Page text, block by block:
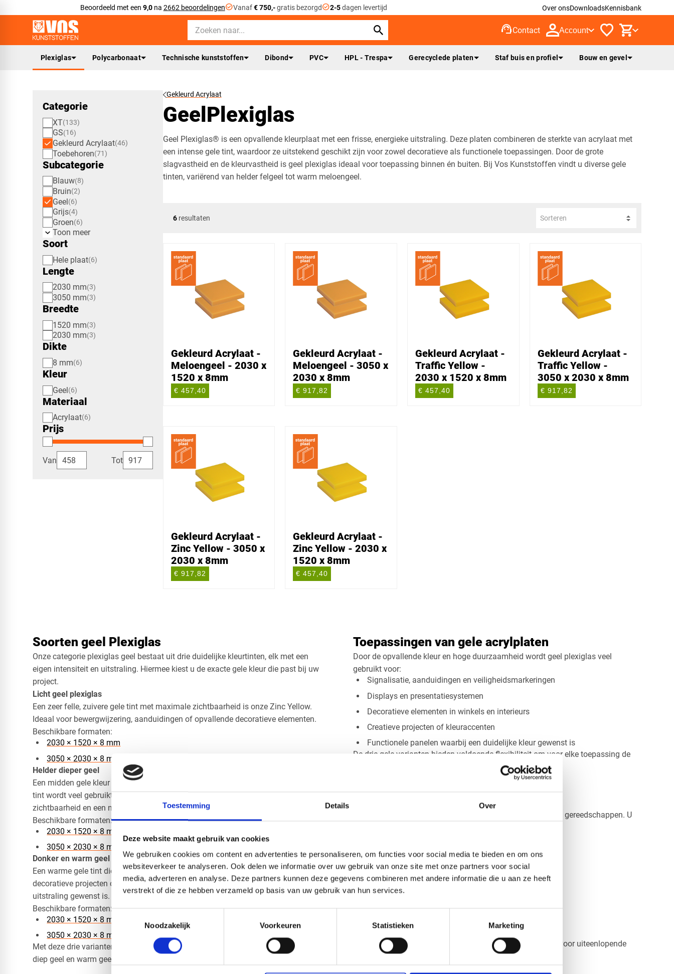
Toestemming Details Over
Deze website maakt gebruik van cookies
We gebruiken cookies om content en advertenties te personaliseren, om functies voor social media te bieden en om ons
websiteverkeer te analyseren. Ook delen we informatie over uw gebruik van onze site met onze partners voor social
media, adverteren en analyse. Deze partners kunnen deze gegevens combineren met andere informatie die u aan ze heeft
verstrekt of die ze hebben verzameld op basis van uw gebruik van hun services.
Toestemmingsselectie
Noodzakelijk
Voorkeuren Statistieken Marketing
Beoordeeld met een 9,0na 2662 beoordelingencheck_circleVanaf€ 750,-gratis bezorgdcheck_circle2-5dagen levertijd Over onsDownloadsKennisbank
support_agentContact Account
Plexiglas Polycarbonaat Technische kunststoffen Dibond PVC HPL - Trespa Gerecyclede platen Staf buis en profiel Bouw en gevel
Categorie
XT 133
GS 16
Gekleurd Acrylaat 46
Toebehoren 71
Subcategorie
Blauw 8
Bruin 2
Geel 6
Grijs 4
Groen 6
Toon meer
Soort
Hele plaat 6
Lengte
2030 mm 3
3050 mm 3
Breedte
1520 mm 3
2030 mm 3
Dikte
8 mm 6
Kleur
Geel 6
Materiaal
Acrylaat 6
Prijs
Van Tot
Gekleurd Acrylaat
GeelPlexiglas
Geel Plexiglas® is een opvallende kleurplaat met een frisse, energieke uitstraling. Deze platen combineren de sterkte van acrylaat met
een intense gele tint, waardoor ze uitstekend geschikt zijn voor zowel decoratieve als functionele toepassingen. Door de grote
slagvastheid en de kleurvastheid is geel plexiglas ideaal voor toepassing binnen én buiten. Bij Vos Kunststoffen vindt u diverse gele
tinten, variërend van helder felgeel tot warm meloengeel.
6resultaten Sorteren
Gekleurd Acrylaat -
Meloengeel - 2030 x
1520 x 8mm
€ 457,40
Gekleurd Acrylaat -
Meloengeel - 3050 x
2030 x 8mm
€ 917,82
Gekleurd Acrylaat -
Traffic Yellow -
2030 x 1520 x 8mm
€ 457,40
Gekleurd Acrylaat -
Traffic Yellow -
3050 x 2030 x 8mm
€ 917,82
Gekleurd Acrylaat -
Zinc Yellow - 3050 x
2030 x 8mm
€ 917,82
Gekleurd Acrylaat -
Zinc Yellow - 2030 x
1520 x 8mm
€ 457,40
Soorten geel Plexiglas
Onze categorie plexiglas geel bestaat uit drie duidelijke kleurtinten, elk met een
eigen intensiteit en uitstraling. Hiermee kiest u de exacte gele kleur die past bij uw
project.
Licht geel plexiglas
​Een zeer felle, zuivere gele tint met maximale zichtbaarheid is onze Zinc Yellow.
Ideaal voor bewergwijzering, aanduidingen of opvallende decoratieve elementen.
Beschikbare formaten:
2030 × 1520 × 8 mm
3050 × 2030 × 8 mm
Helder dieper geel
Een midden gele kleur die tussen helder en warm in zit is de Traffic Yellow. Deze
tint wordt veel gebruikt voor displays, interieurdelen en toepassingen waar
zichtbaarheid en een nette uitstraling samen moeten komen.
Beschikbare formaten:
2030 × 1520 × 8 mm
3050 × 2030 × 8 mm
Donker en warm geel
​Een warme gele tint die subtiel richting oranje neigt is Meloengeel. Populair in
decoratieve projecten of creatieve toepassingen waarbij een zachte, minder felle
uitstraling gewenst is.
Beschikbare formaten:
2030 × 1520 × 8 mm
3050 × 2030 × 8 mm
Met deze drie varianten maakt u eenvoudig onderscheid tussen helder felgeel,
diep geel en warm geel.
Toepassingen van gele acrylplaten
Door de opvallende kleur en hoge duurzaamheid wordt geel plexiglas veel
gebruikt voor:
Signalisatie, aanduidingen en veiligheidsmarkeringen
Displays en presentatiesystemen
Decoratieve elementen in winkels en interieurs
Creatieve projecten of kleuraccenten
Functionele panelen waarbij een duidelijke kleur gewenst is
De drie gele varianten bieden voldoende flexibiliteit om voor elke toepassing de
Bewerkingsmogelijkheden
Onze acrylplaat geel is uitstekend te bewerken met de juiste gereedschappen. U
frezen
laseren
Hierdoor is een gele plaat op maat eenvoudig te realiseren voor uiteenlopende
projecten.